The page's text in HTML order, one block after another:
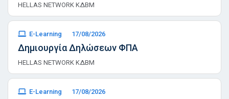
HELLAS NETWORK ΚΔΒΜ
E-Learning 17/08/2026
Δημιουργία Δηλώσεων ΦΠΑ
HELLAS NETWORK ΚΔΒΜ
E-Learning 17/08/2026